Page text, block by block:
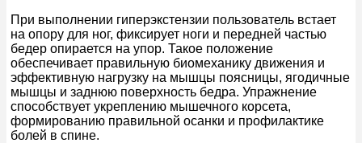
При выполнении гиперэкстензии пользователь встает
на опору для ног, фиксирует ноги и передней частью
бедер опирается на упор. Такое положение
обеспечивает правильную биомеханику движения и
эффективную нагрузку на мышцы поясницы, ягодичные
мышцы и заднюю поверхность бедра. Упражнение
способствует укреплению мышечного корсета,
формированию правильной осанки и профилактике
болей в спине.